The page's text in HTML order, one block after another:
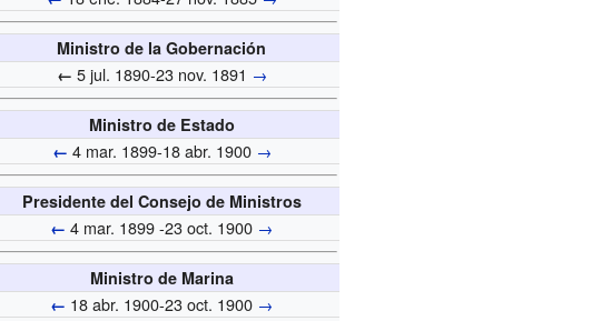
Ministro de la Gobernación
← 5 jul. 1890-23 nov. 1891 →
Ministro de Estado
← 4 mar. 1899-18 abr. 1900 →
Presidente del Consejo de Ministros
← 4 mar. 1899 -23 oct. 1900 →
Ministro de Marina
← 18 abr. 1900-23 oct. 1900 →